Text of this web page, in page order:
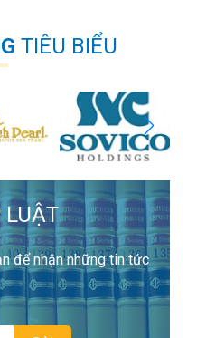
TIÊU BIỂU
để nhận những tin tức